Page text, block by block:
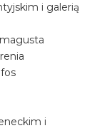
i galerią
i